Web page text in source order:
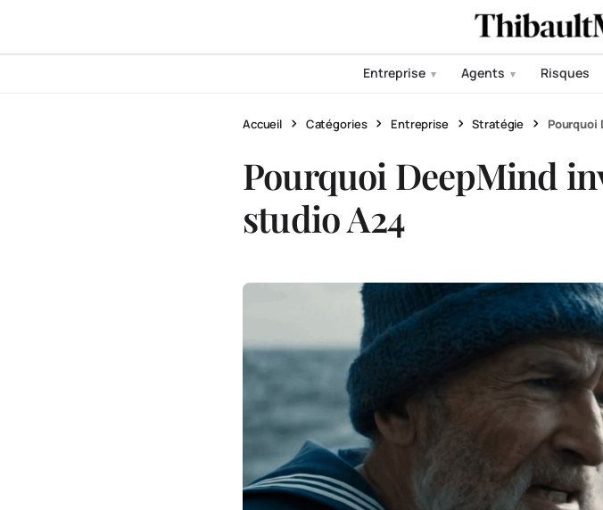
Entreprise ▾ Agents ▾ Risques
Accueil Catégories Entreprise Stratégie Pourquoi
Pourquoi DeepMind
studio A24